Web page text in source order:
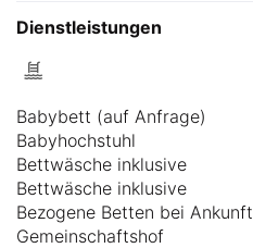
Dienstleistungen
Babybett (auf Anfrage)
Babyhochstuhl
Bettwäsche inklusive
Bettwäsche inklusive
Bezogene Betten bei Ankunft
Gemeinschaftshof